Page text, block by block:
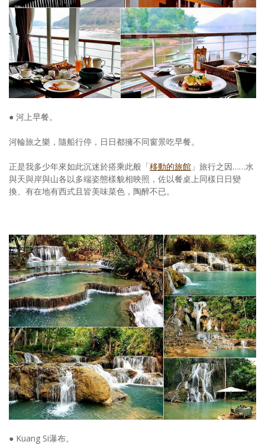
● 河上早餐。
河輪旅之樂，隨船行停，日日都擁不同窗景吃早餐。
正是我多少年來如此沉迷於搭乘此般「移動的旅館 」旅行之因……水
與天與岸與山各以多端姿態樣貌相映照，佐以餐桌上同樣日日變
換、有在地有西式且皆美味菜色，陶醉不已。
● Kuang Si瀑布。